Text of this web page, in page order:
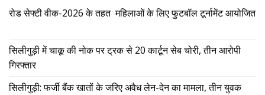
रोड सेफ्टी वीक-2026 के तहत महिलाओं के लिए फुटबॉल टूर्नामेंट आयोजित
सिलीगुड़ी में चाकू की नोक पर ट्रक से 20 कार्टून सेब चोरी, तीन आरोपी
गिरफ्तार
सिलीगुड़ी: फर्जी बैंक खातों के जरिए अवैध लेन-देन का मामला, तीन युवक